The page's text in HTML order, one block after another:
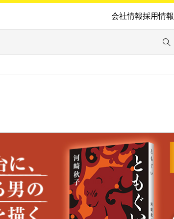
会社情報採用情報